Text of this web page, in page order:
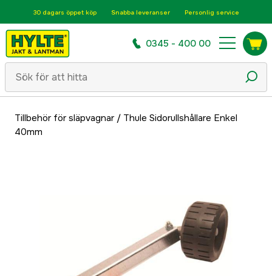
30 dagars öppet köp Snabba leveranser Personlig service
0345 - 400 00
Tillbehör för släpvagnar/ Thule Sidorullshållare Enkel
40mm